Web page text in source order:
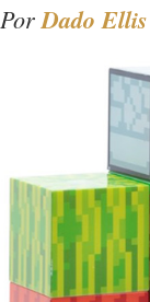
Por Dado Ellis